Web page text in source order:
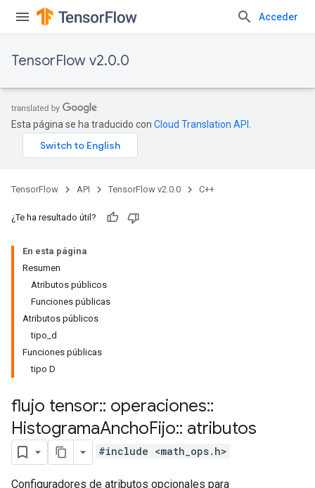
Acceder
TensorFlow v2.0.0
Esta página se ha traducido con Cloud Translation API
TensorFlow API TensorFlow v2.0.0 C++
¿Te ha resultado útil?
En esta página
Resumen
Atributos públicos
Funciones públicas
Atributos públicos
tipo_d
Funciones públicas
tipo D
flujo tensor:: operaciones::
HistogramaAnchoFijo:: atributos
#include <math_ops.h>
Configuradores de atributos opcionales para